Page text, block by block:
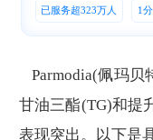
已服务超323万人 1
Parmodia(佩玛
甘油三酯(TG)和提
表现突出。以下是